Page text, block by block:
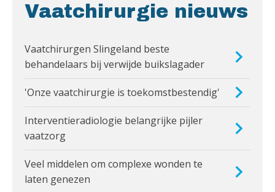
Vaatchirurgie nieuws
Vaatchirurgen Slingeland beste
behandelaars bij verwijde buikslagader
'Onze vaatchirurgie is toekomstbestendig'
Interventieradiologie belangrijke pijler
vaatzorg
Veel middelen om complexe wonden te
laten genezen